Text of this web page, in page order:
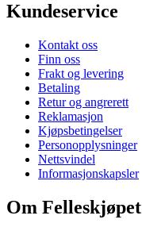
Kundeservice
Kontakt oss
Finn oss
Frakt og levering
Betaling
Retur og angrerett
Reklamasjon
Kjøpsbetingelser
Personopplysninger
Nettsvindel
Informasjonskapsler
Om Felleskjøpet